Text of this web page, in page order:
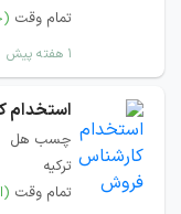
تمام وقت
۱ هفته پیش
استخدام
چسب هل
ترکیه
تمام وقت (از ۳۰